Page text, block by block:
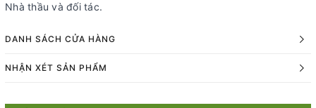
Nhà thầu và đối tác.
DANH SÁCH CỬA HÀNG
NHẬN XÉT SẢN PHẨM